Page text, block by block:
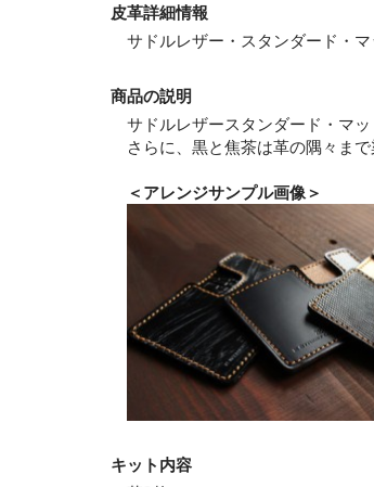
皮革詳細情報
サドルレザー・スタンダード・マ
商品の説明
サドルレザースタンダード・マ
さらに、黒と焦茶は革の隅々ま
＜アレンジサンプル画像＞
キット内容